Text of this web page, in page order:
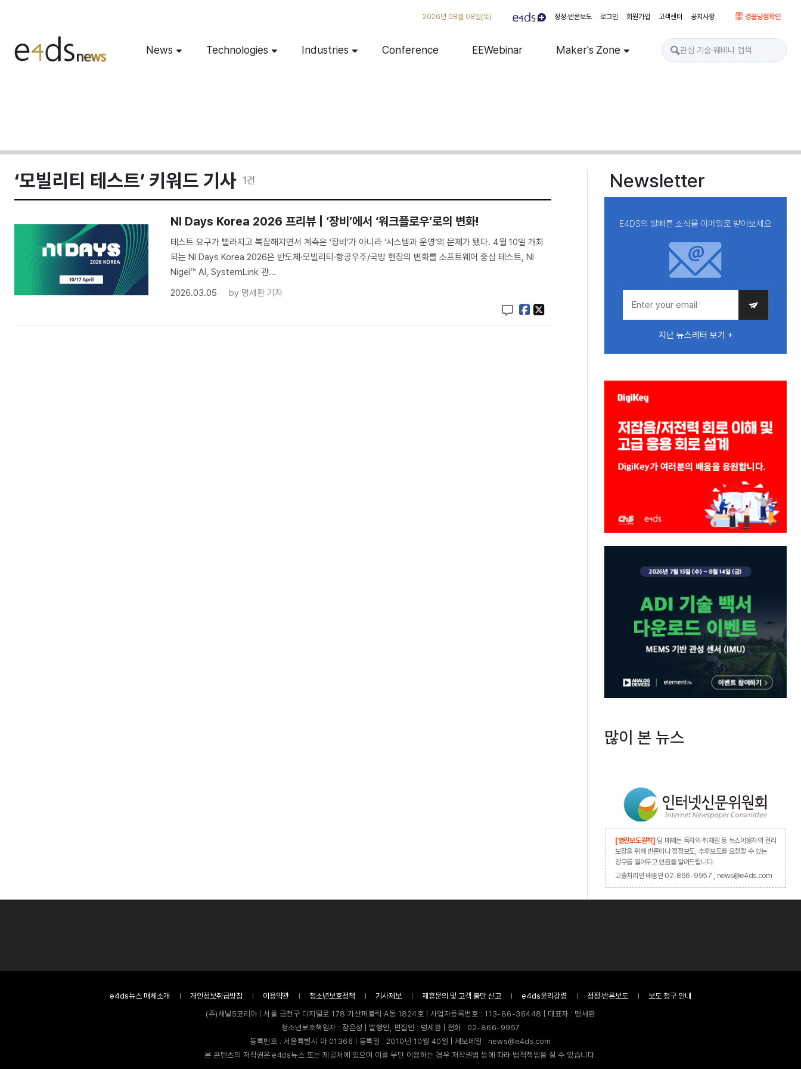
2026년 08월 08일(토) 정정·반론보도 로그인 회원가입 고객센터 공지사항 경품당첨확인
News Technologies Industries Conference EEWebinar Maker's Zone
‘모빌리티 테스트’ 키워드 기사 1건
NI Days Korea 2026 프리뷰 | ‘장비’에서 ‘워크플로우’로의 변화!
테스트 요구가 빨라지고 복잡해지면서 계측은 ‘장비’가 아니라 ‘시스템과 운영’의 문제가 됐다. 4월 10일 개최
되는 NI Days Korea 2026은 반도체·모빌리티·항공우주/국방 현장의 변화를 소프트웨어 중심 테스트, NI
Nigel™ AI, SystemLink 관…
2026.03.05
by 명세환 기자
Newsletter
E4DS의 발빠른 소식을 이메일로 받아보세요
지난 뉴스레터 보기 +
많이 본 뉴스
[열린보도원칙] 당 매체는 독자와 취재원 등 뉴스이용자의 권리
보장을 위해 반론이나 정정보도, 추후보도를 요청할 수 있는
창구를 열어두고 있음을 알려드립니다.
고충처리인 배종인 02-866-9957 , news@e4ds.com
e4ds뉴스 매체소개 개인정보취급방침 이용약관 청소년보호정책 기사제보 제휴문의 및 고객 불만 신고 e4ds윤리강령 정정·반론보도
보도 청구 안내
(주)채널5코리아 | 서울 금천구 디지털로 178 가산퍼블릭 A동 1824호 | 사업자등록번호 : 113-86-36448 | 대표자 : 명세환
청소년보호책임자 : 장은성 | 발행인, 편집인 : 명세환 | 전화 : 02-866-9957
등록번호 : 서울특별시 아 01366 | 등록일 : 2010년 10월 40일 | 제보메일 : news@e4ds.com
본 콘텐츠의 저작권은 e4ds뉴스 또는 제공처에 있으며 이를 무단 이용하는 경우 저작권법 등에 따라 법적책임을 질 수 있습니다.